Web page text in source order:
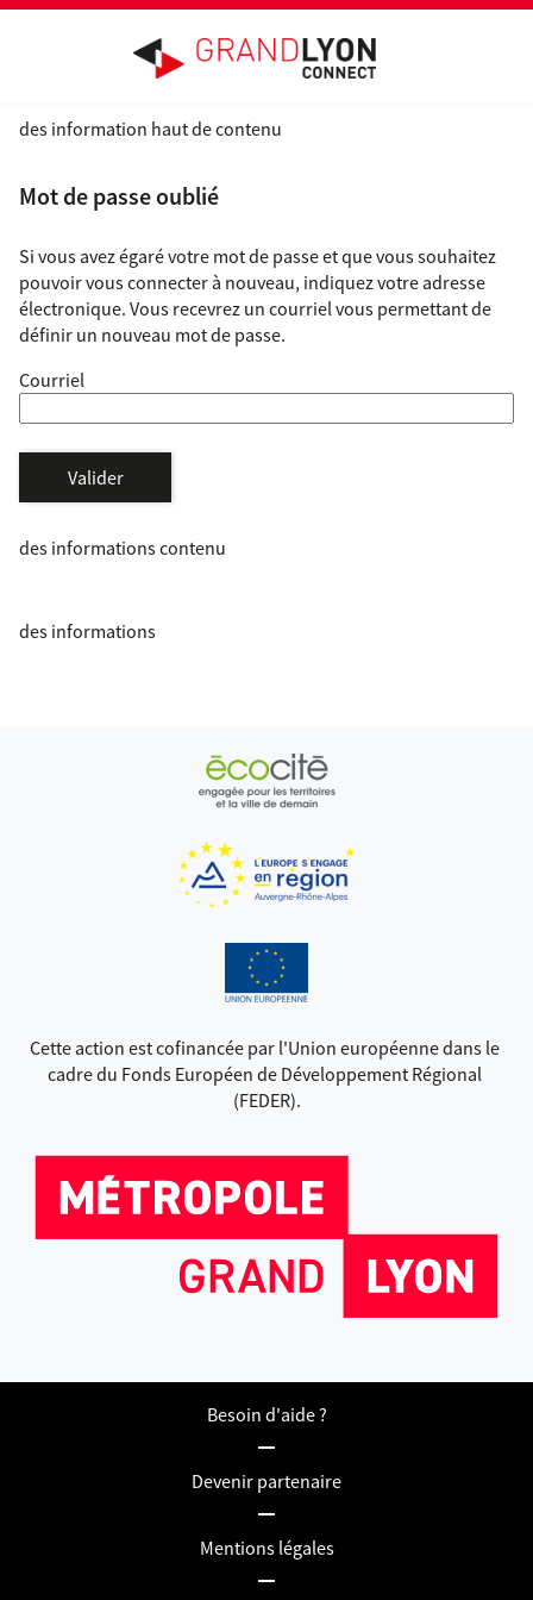
des information haut de contenu
Mot de passe oublié
Si vous avez égaré votre mot de passe et que vous souhaitez
pouvoir vous connecter à nouveau, indiquez votre adresse
électronique. Vous recevrez un courriel vous permettant de
définir un nouveau mot de passe.
Courriel
*
Valider
des informations contenu
des informations
Cette action est cofinancée par l'Union européenne dans le
cadre du Fonds Européen de Développement Régional
(FEDER).
Besoin d'aide ?
Devenir partenaire
Mentions légales